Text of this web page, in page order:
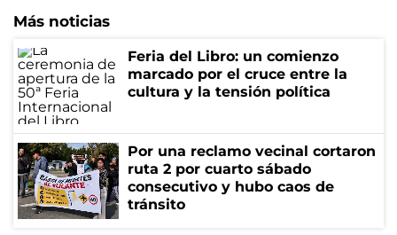
Más noticias
Feria del Libro: un comienzo
marcado por el cruce entre la
cultura y la tensión política
Por una reclamo vecinal cortaron
ruta 2 por cuarto sábado
consecutivo y hubo caos de
tránsito